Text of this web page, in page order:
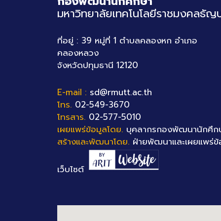
มหาวิทยาลัยเทคโนโลยีราชมงคลธัญ
ที่อยู่ : 39 หมู่ที่ 1 ตำบลคลองหก อำเภอ
คลองหลวง
จังหวัดปทุมธานี 12120
E-mail : sd@rmutt.ac.th
โทร. 02-549-3670
โทรสาร. 02-577-5010
เผยแพร่ข้อมูลโดย. บุคลากรกองพัฒนานักศึก
สร้างและพัฒนาโดย. ฝ่ายพัฒนาและเผยแพร่
เว็บไซต์